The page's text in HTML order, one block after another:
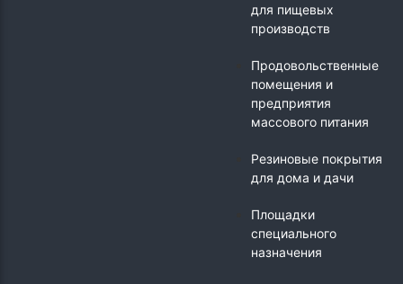
для пищевых
производств
Продовольственные
помещения и
предприятия
массового питания
Резиновые покрытия
для дома и дачи
Площадки
специального
назначения